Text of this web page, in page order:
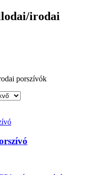
irodai
porszívók